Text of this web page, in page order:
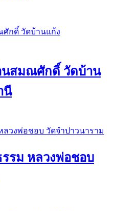
นสมณศักดิ์ วัดบ้าน
นี
รม หลวงพ่อชอบ